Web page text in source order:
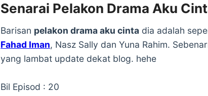
Senarai Pelakon Drama Aku
Barisan pelakon drama aku cinta dia adalah
Fahad Iman, Nasz Sally dan Yuna Rahim.
yang lambat update dekat blog. hehe
Bil Episod : 20